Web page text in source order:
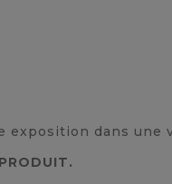
dans une